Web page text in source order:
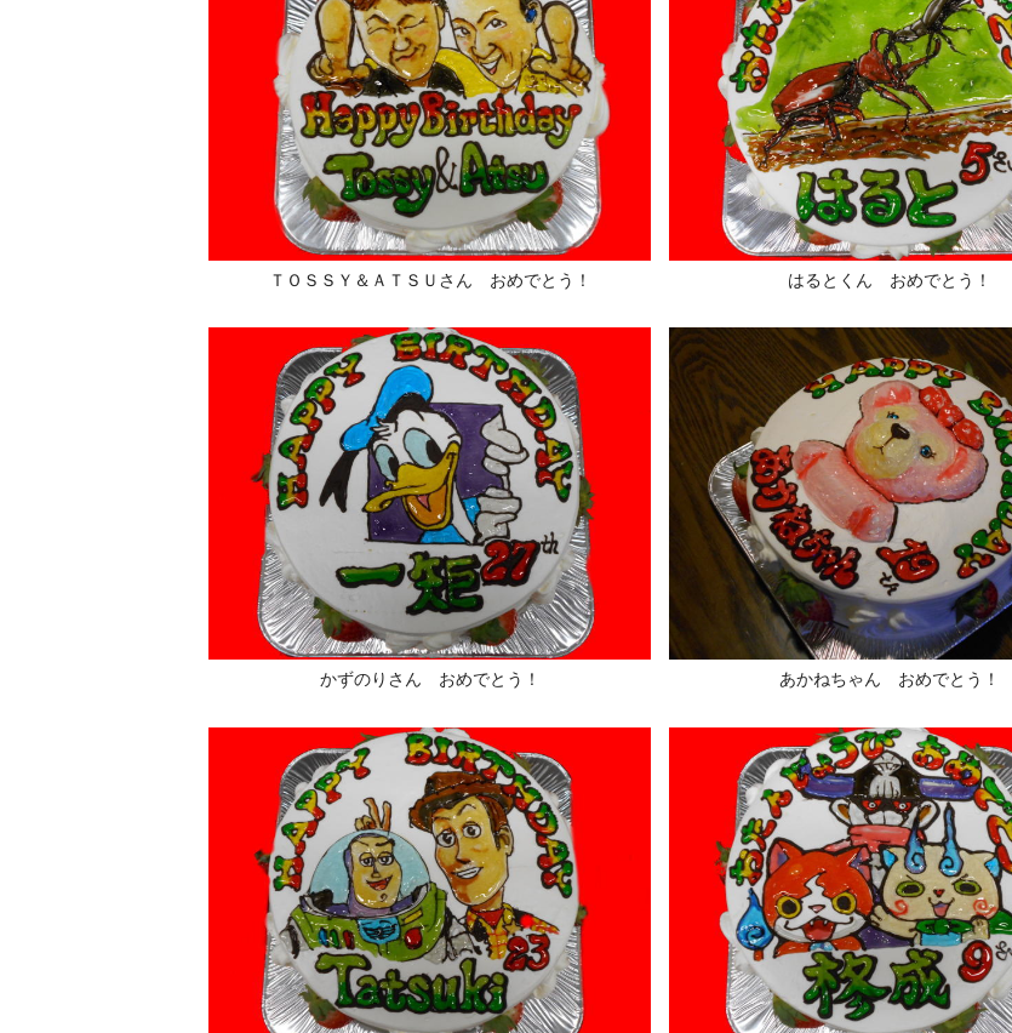
ＴＯＳＳＹ＆ＡＴＳＵさん おめでとう！ はるとくん おめでとう！
かずのりさん おめでとう！ あかねちゃん おめでとう！